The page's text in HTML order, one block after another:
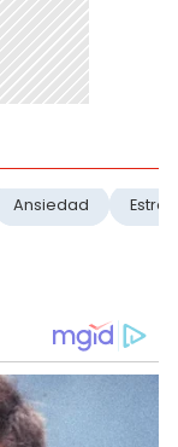
Ansiedad Estrés